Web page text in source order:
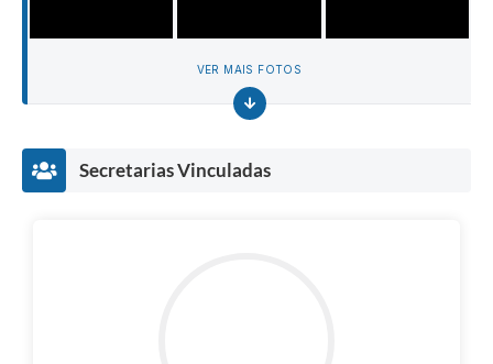
VER MAIS FOTOS
Secretarias Vinculadas